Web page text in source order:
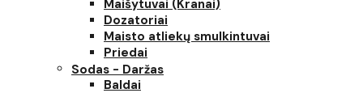
Maišytuvai (Kranai)
Dozatoriai
Maisto atliekų smulkintuvai
Priedai
Sodas - Daržas
Baldai